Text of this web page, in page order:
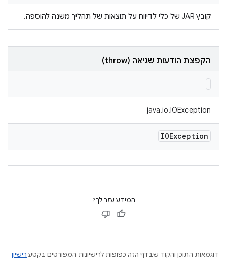
קובץ JAR של כלי לדיווח על תוצאות של תהליך משנה להוספה.
הקפצת הודעות שגיאה (throw)
java.io.IOException
IOException
המידע עזר לך?
דוגמאות התוכן והקוד שבדף הזה כפופות לרישיונות המפורטים בקטע רישיון